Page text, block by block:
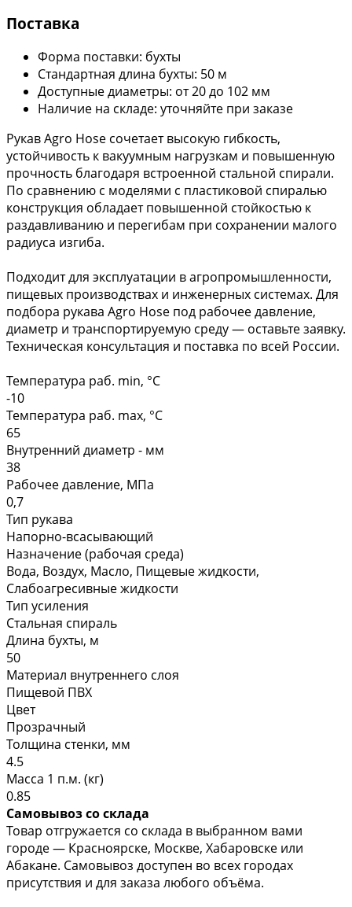
Поставка
Форма поставки: бухты
Стандартная длина бухты: 50 м
Доступные диаметры: от 20 до 102 мм
Наличие на складе: уточняйте при заказе
Рукав Agro Hose сочетает высокую гибкость,
устойчивость к вакуумным нагрузкам и повышенную
прочность благодаря встроенной стальной спирали.
По сравнению с моделями с пластиковой спиралью
конструкция обладает повышенной стойкостью к
раздавливанию и перегибам при сохранении малого
радиуса изгиба.
Подходит для эксплуатации в агропромышленности,
пищевых производствах и инженерных системах. Для
подбора рукава Agro Hose под рабочее давление,
диаметр и транспортируемую среду — оставьте заявку.
Техническая консультация и поставка по всей России.
Температура раб. min, °C
-10
Температура раб. max, °C
65
Внутренний диаметр - мм
38
Рабочее давление, МПа
0,7
Тип рукава
Напорно-всасывающий
Назначение (рабочая среда)
Вода, Воздух, Масло, Пищевые жидкости,
Слабоагресивные жидкости
Тип усиления
Стальная спираль
Длина бухты, м
50
Материал внутреннего слоя
Пищевой ПВХ
Цвет
Прозрачный
Толщина стенки, мм
4.5
Масса 1 п.м. (кг)
0.85
Самовывоз со склада
Товар отгружается со склада в выбранном вами
городе — Красноярске, Москве, Хабаровске или
Абакане. Самовывоз доступен во всех городах
присутствия и для заказа любого объёма.